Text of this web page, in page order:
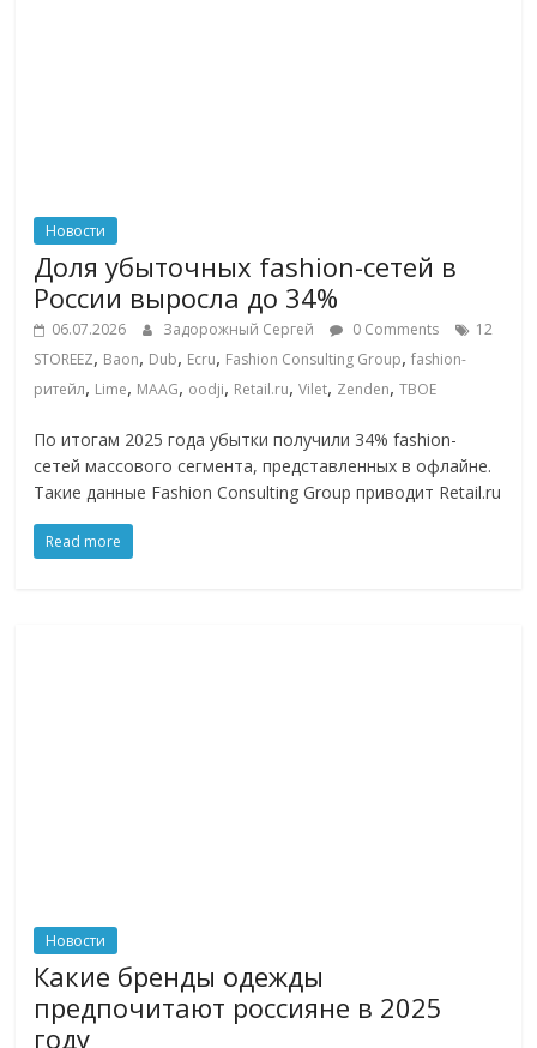
Новости
Доля убыточных fashion-сетей в
России выросла до 34%
06.07.2026 Задорожный Сергей 0 Comments
12
STOREEZ, Baon, Dub, Ecru, Fashion Consulting Group,fashion-
ритейл, Lime, MAAG, oodji, Retail.ru,Vilet, Zenden,ТВОЕ
По итогам 2025 года убытки получили 34% fashion-
сетей массового сегмента, представленных в офлайне.
Такие данные Fashion Consulting Group приводит Retail.ru
Read more
Новости
Какие бренды одежды
предпочитают россияне в 2025
году